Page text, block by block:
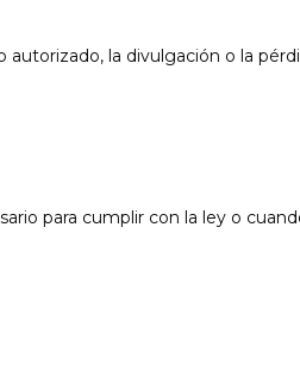
la divulgación o la
para cumplir con la ley o